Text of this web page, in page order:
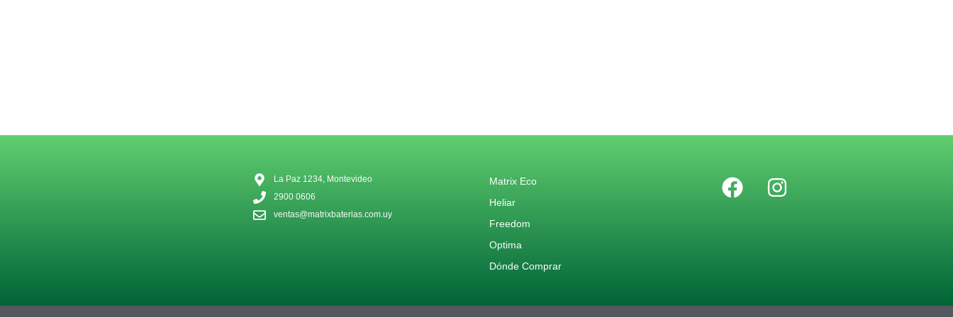
La Paz 1234, Montevideo
2900 0606
ventas@matrixbaterias.com.uy
Matrix Eco
Heliar
Freedom
Optima
Dónde Comprar